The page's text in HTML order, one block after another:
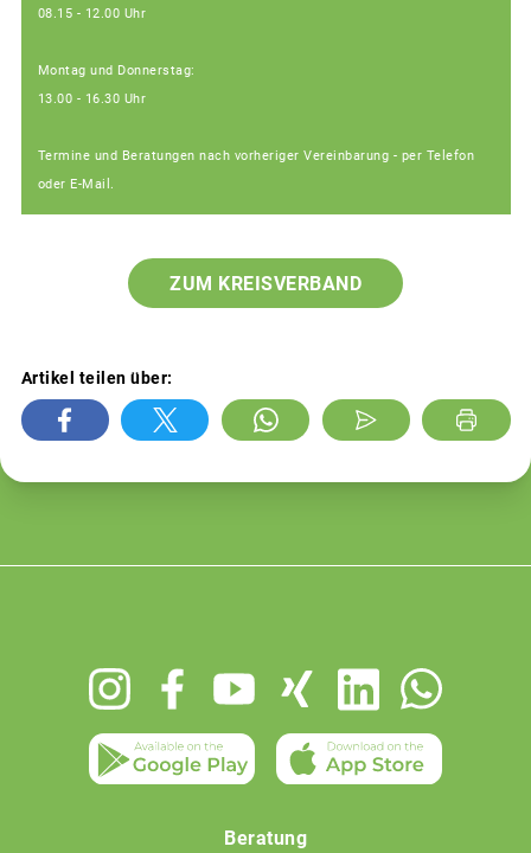
08.15 - 12.00 Uhr
Montag und Donnerstag:
13.00 - 16.30 Uhr
Termine und Beratungen nach vorheriger Vereinbarung - per Telefon
oder E-Mail.
ZUM KREISVERBAND
Artikel teilen über:
Beratung